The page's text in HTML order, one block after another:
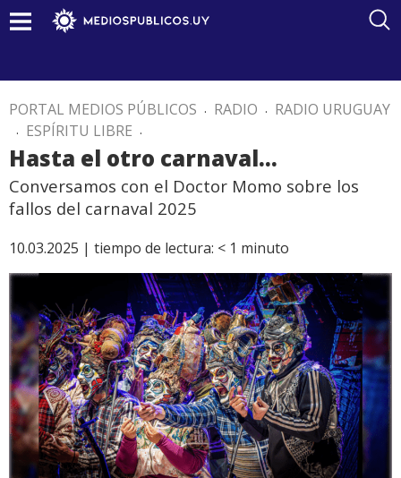
PORTAL MEDIOS PÚBLICOS . RADIO . RADIO URUGUAY
. ESPÍRITU LIBRE .
Hasta el otro carnaval…
Conversamos con el Doctor Momo sobre los
fallos del carnaval 2025
10.03.2025 | tiempo de lectura: < 1 minuto